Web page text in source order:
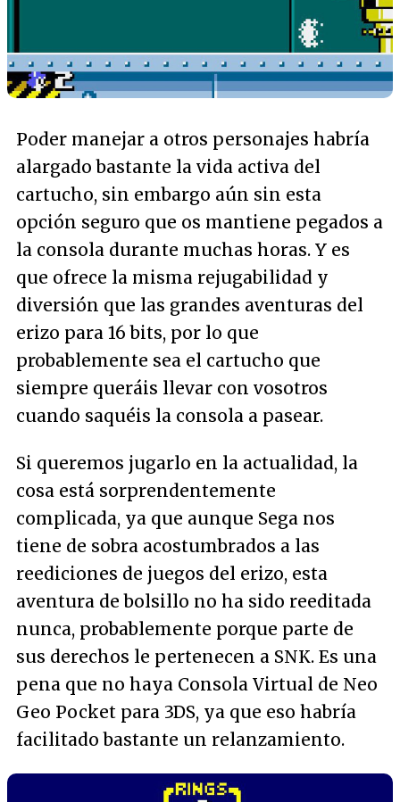
Poder manejar a otros personajes habría
alargado bastante la vida activa del
cartucho, sin embargo aún sin esta
opción seguro que os mantiene pegados a
la consola durante muchas horas. Y es
que ofrece la misma rejugabilidad y
diversión que las grandes aventuras del
erizo para 16 bits, por lo que
probablemente sea el cartucho que
siempre queráis llevar con vosotros
cuando saquéis la consola a pasear.
Si queremos jugarlo en la actualidad, la
cosa está sorprendentemente
complicada, ya que aunque Sega nos
tiene de sobra acostumbrados a las
reediciones de juegos del erizo, esta
aventura de bolsillo no ha sido reeditada
nunca, probablemente porque parte de
sus derechos le pertenecen a SNK. Es una
pena que no haya Consola Virtual de Neo
Geo Pocket para 3DS, ya que eso habría
facilitado bastante un relanzamiento.